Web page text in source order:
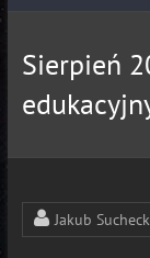
Sierpień
Jakub